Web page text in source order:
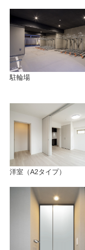
駐輪場
洋室（A2タイプ）